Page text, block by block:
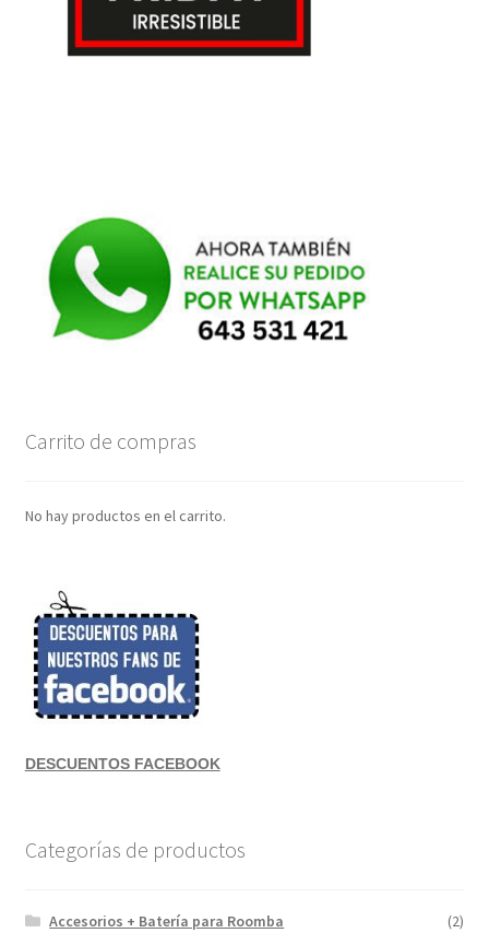
Carrito de compras
No hay productos en el carrito.
DESCUENTOS FACEBOOK
Categorías de productos
Accesorios + Batería para Roomba
(2)